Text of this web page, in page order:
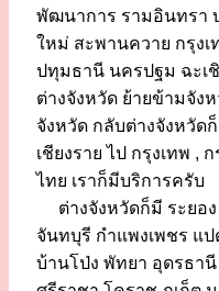
พัฒนาการ รามอินทรา
ใหม่ สะพานควาย กรุง
ปทุมธานี นครปฐม ฉะเ
ต่างจังหวัด ย้ายข้ามจัง
จังหวัด กลับต่างจังหวัดก็
เชียงราย ไป กรุงเทพ ,
ไทย เราก็มีบริการครับ
ต่างจังหวัดก็มี ระยอ
จันทบุรี กำแพงเพชร แ
บ้านโป่ง พัทยา อุดรธา